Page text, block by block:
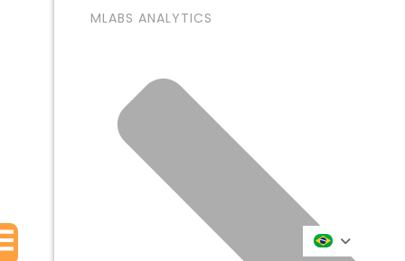
MLABS ANALYTICS